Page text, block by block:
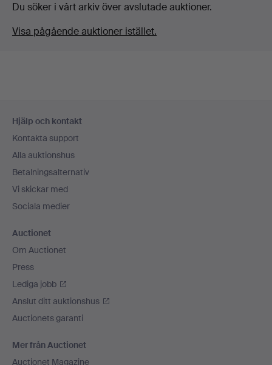
Du söker i vårt arkiv över avslutade auktioner.
Visa pågående auktioner istället.
Hjälp och kontakt
Kontakta support
Alla auktionshus
Betalningsalternativ
Vi skickar med
Sociala medier
Auctionet
Om Auctionet
Press
Lediga jobb
Anslut ditt auktionshus
Auctionets garanti
Mer från Auctionet
Auctionet Magazine